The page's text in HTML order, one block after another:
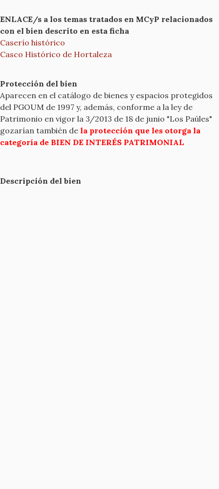
ENLACE/s a los temas tratados en MCyP relacionados
con el bien descrito en esta ficha
Caserío histórico
Casco Histórico de Hortaleza
Protección del bien
Aparecen en el catálogo de bienes y espacios protegidos
del PGOUM de 1997 y, además, conforme a la ley de
Patrimonio en vigor la 3/2013 de 18 de junio "Los Paúles"
gozarían también de la protección que les otorga la
categoría de BIEN DE INTERÉS PATRIMONIAL
Descripción del bien